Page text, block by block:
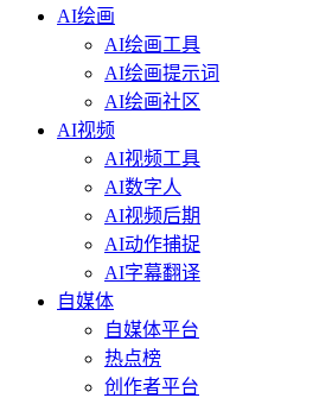
AI绘画
AI绘画工具
AI绘画提示词
AI绘画社区
AI视频
AI视频工具
AI数字人
AI视频后期
AI动作捕捉
AI字幕翻译
自媒体
自媒体平台
热点榜
创作者平台